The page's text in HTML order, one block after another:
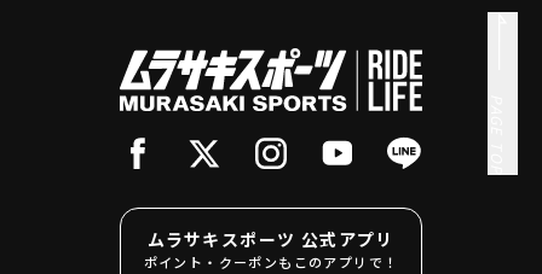
ムラサキスポーツ 公式アプリ
ポイント・クーポンもこのアプリで！